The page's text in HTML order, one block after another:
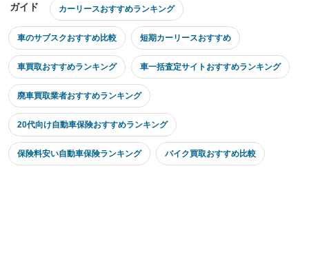
ガイド カーリースおすすめランキング
車のサブスクおすすめ比較 短期カーリースおすすめ
車買取おすすめランキング 車一括査定サイトおすすめランキング
廃車買取業者おすすめランキング
20代向け自動車保険おすすめランキング
保険料安い自動車保険ランキング バイク買取おすすめ比較